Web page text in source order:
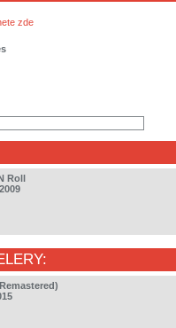
zde
Roll